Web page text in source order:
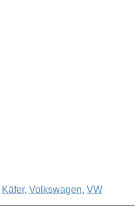
Käfer, Volkswagen, VW